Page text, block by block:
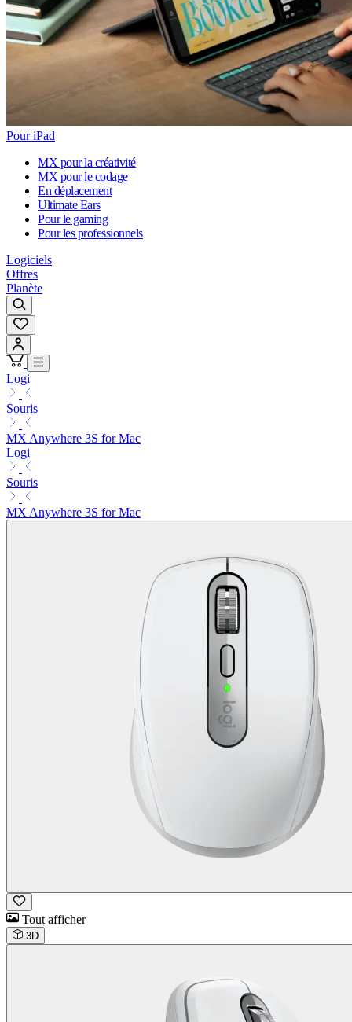
Pour iPad
MX pour la créativité
MX pour le codage
En déplacement
Ultimate Ears
Pour le gaming
Pour les professionnels
Logiciels
Offres
Planète
Logi
Souris
MX Anywhere 3S for Mac
Logi
Souris
MX Anywhere 3S for Mac
Tout afficher
3D